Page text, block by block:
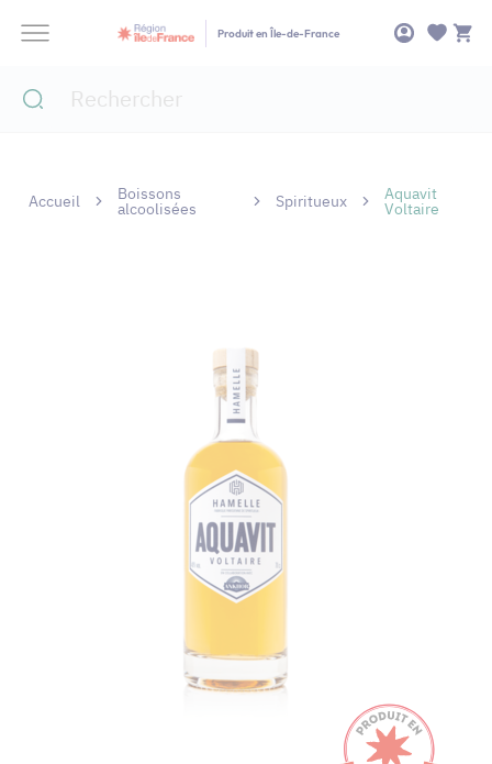
Produit en Île-de-France
Accueil Boissons
alcoolisées Spiritueux Aquavit
Voltaire